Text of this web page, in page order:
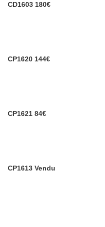
CD1603 180€
CP1620 144€
CP1621 84€
CP1613 Vendu